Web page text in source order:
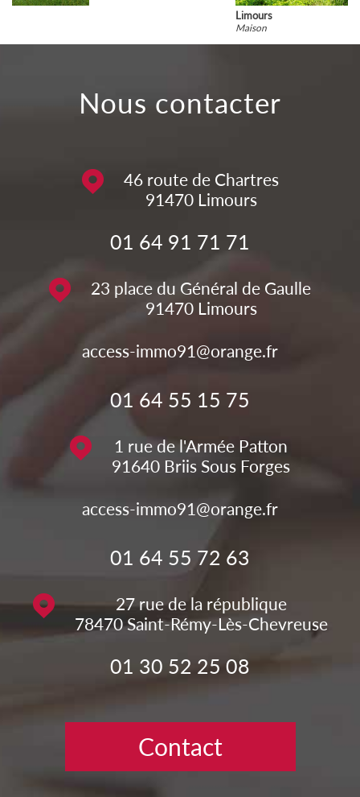
nous contacter
46 route de Chartres
91470 Limours
01 64 91 71 71
23 place du Général de Gaulle
91470 Limours
access-immo91@orange.fr
01 64 55 15 75
1 rue de l'Armée Patton
91640 Briis Sous Forges
access-immo91@orange.fr
01 64 55 72 63
27 rue de la république
78470 Saint-Rémy-Lès-Chevreuse
01 30 52 25 08
Contact